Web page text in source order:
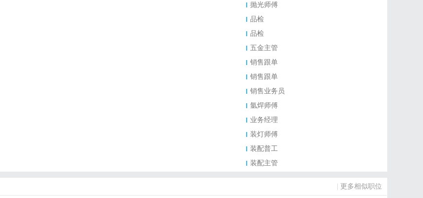
抛光师傅
品检
品检
五金主管
销售跟单
销售跟单
销售业务员
氩焊师傅
业务经理
装灯师傅
装配普工
装配主管
| 更多相似职位